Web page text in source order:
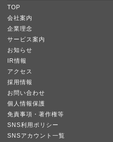
TOP
会社案内
企業理念
サービス案内
お知らせ
IR情報
アクセス
採用情報
お問い合わせ
個人情報保護
免責事項・著作権等
SNS利用ポリシー
SNSアカウント一覧